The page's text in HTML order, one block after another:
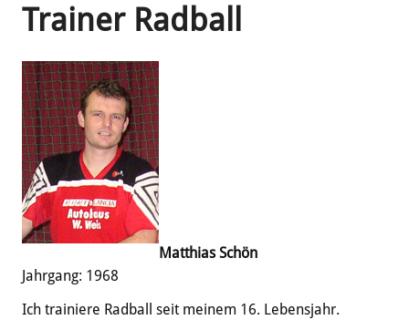
Trainer Radball
Matthias Schön
Jahrgang: 1968
Ich trainiere Radball seit meinem 16. Lebensjahr.